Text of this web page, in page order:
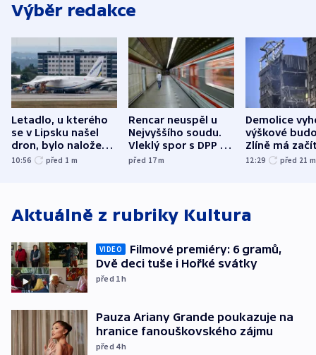
Výběr redakce
Letadlo, u kterého
se v Lipsku našel
dron, bylo naložené
municí, píší média
10:56 před 1 m
Rencar neuspěl u
Nejvyššího soudu.
Vleklý spor s DPP o
reklamní plochu
před 17m
Demolice
výškové
Zlíně má
odpoledne
12:29 před 21 m
Aktuálně z rubriky Kultura
VIDEO
Filmové premiéry: 6 gramů,
Dvě deci tuše i Hořké svátky
před 1h
Pauza Ariany Grande poukazuje na
hranice fanouškovského zájmu
před 4h